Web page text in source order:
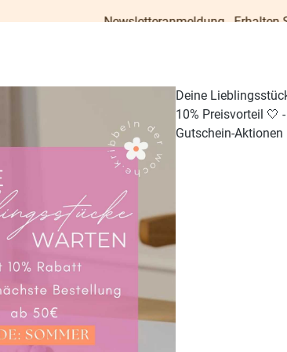
Newsletteranmeldung - Erhalten Sie Ihren
TISCH & KÜCHE GESCHENKE
Deine
10% Preisvorteil 🤍
Gutschein-